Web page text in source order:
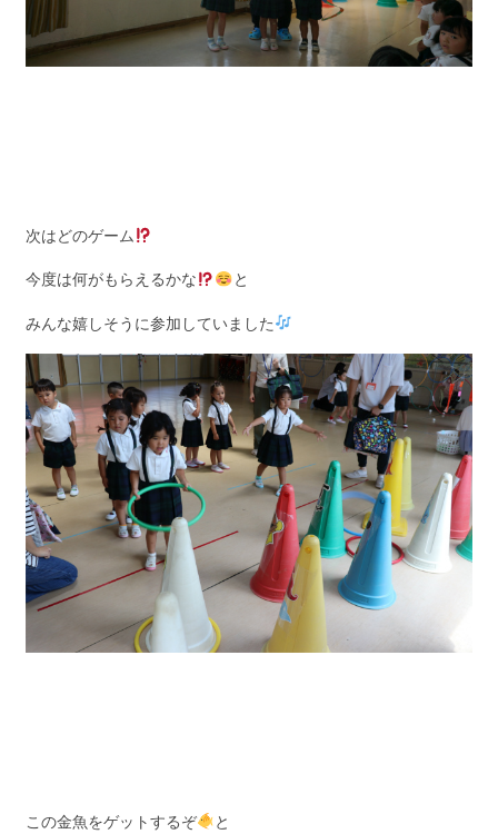
次はどのゲーム
今度は何がもらえるかな と
みんな嬉しそうに参加していました
この金魚をゲットするぞ と